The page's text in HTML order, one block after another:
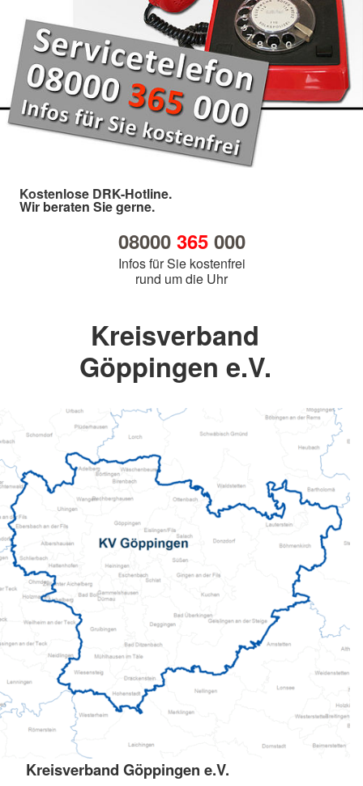
Kostenlose DRK-Hotline.
Wir beraten Sie gerne.
08000 365000
Infos für Sie kostenfrei
rund um die Uhr
Kreisverband
Göppingen e.V.
Kreisverband Göppingen e.V.